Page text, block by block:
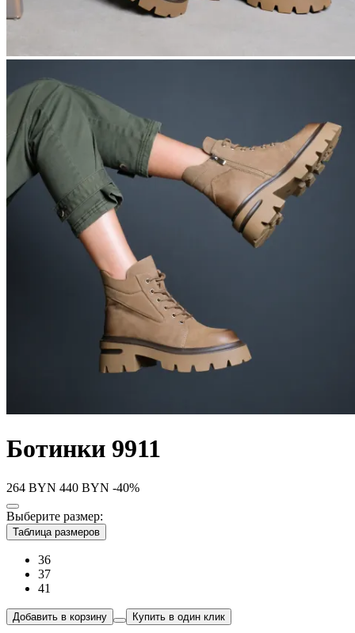
Ботинки 9911
264 BYN 440 BYN -40%
Выберите размер:
Таблица размеров
36
37
41
Добавить в корзину Купить в один клик